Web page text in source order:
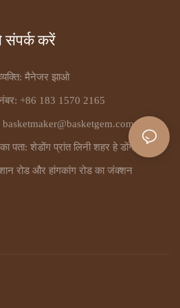
करें
मैनेजर झाओ
+86 183 1570 2165
basketmaker@basketgem.com
पता: शेडोंग प्रांत लिनी शहर हे डोंग जिला
रोड और हांगकांग रोड का जंक्शन